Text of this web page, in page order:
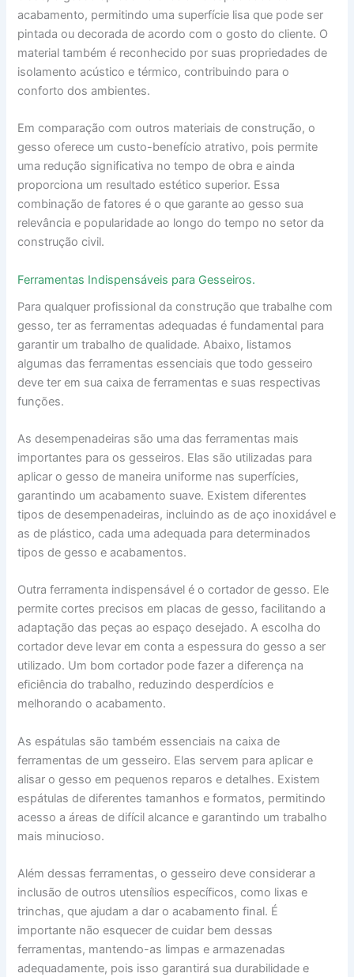
acabamento, permitindo uma superfície lisa que pode ser
pintada ou decorada de acordo com o gosto do cliente. O
material também é reconhecido por suas propriedades de
isolamento acústico e térmico, contribuindo para o
conforto dos ambientes.
Em comparação com outros materiais de construção, o
gesso oferece um custo-benefício atrativo, pois permite
uma redução significativa no tempo de obra e ainda
proporciona um resultado estético superior. Essa
combinação de fatores é o que garante ao gesso sua
relevância e popularidade ao longo do tempo no setor da
construção civil.
Ferramentas Indispensáveis para Gesseiros.
Para qualquer profissional da construção que trabalhe com
gesso, ter as ferramentas adequadas é fundamental para
garantir um trabalho de qualidade. Abaixo, listamos
algumas das ferramentas essenciais que todo gesseiro
deve ter em sua caixa de ferramentas e suas respectivas
funções.
As desempenadeiras são uma das ferramentas mais
importantes para os gesseiros. Elas são utilizadas para
aplicar o gesso de maneira uniforme nas superfícies,
garantindo um acabamento suave. Existem diferentes
tipos de desempenadeiras, incluindo as de aço inoxidável e
as de plástico, cada uma adequada para determinados
tipos de gesso e acabamentos.
Outra ferramenta indispensável é o cortador de gesso. Ele
permite cortes precisos em placas de gesso, facilitando a
adaptação das peças ao espaço desejado. A escolha do
cortador deve levar em conta a espessura do gesso a ser
utilizado. Um bom cortador pode fazer a diferença na
eficiência do trabalho, reduzindo desperdícios e
melhorando o acabamento.
As espátulas são também essenciais na caixa de
ferramentas de um gesseiro. Elas servem para aplicar e
alisar o gesso em pequenos reparos e detalhes. Existem
espátulas de diferentes tamanhos e formatos, permitindo
acesso a áreas de difícil alcance e garantindo um trabalho
mais minucioso.
Além dessas ferramentas, o gesseiro deve considerar a
inclusão de outros utensílios específicos, como lixas e
trinchas, que ajudam a dar o acabamento final. É
importante não esquecer de cuidar bem dessas
ferramentas, mantendo-as limpas e armazenadas
adequadamente, pois isso garantirá sua durabilidade e